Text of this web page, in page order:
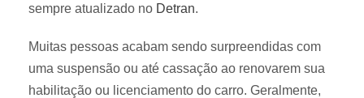
sempre atualizado no Detran.
Muitas pessoas acabam sendo surpreendidas com
uma suspensão ou até cassação ao renovarem sua
habilitação ou licenciamento do carro. Geralmente,